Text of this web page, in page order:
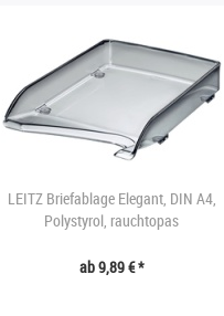
LEITZ Briefablage Elegant, DIN A4,
Polystyrol, rauchtopas
ab 9,89 € *